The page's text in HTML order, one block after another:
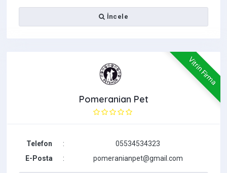
İncele
Vitrin Firma
Pomeranian Pet
Telefon :
05534534323
E-Posta
: pomeranianpet@gmail.com